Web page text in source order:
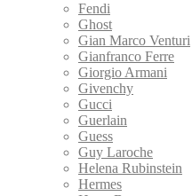
Fendi
Ghost
Gian Marco Venturi
Gianfranco Ferre
Giorgio Armani
Givenchy
Gucci
Guerlain
Guess
Guy Laroche
Helena Rubinstein
Hermes